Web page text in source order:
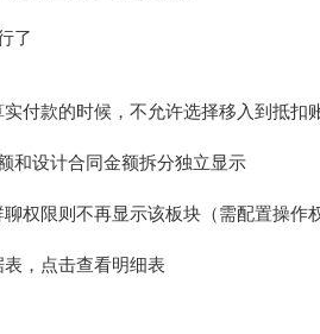
了
付款的时候，不允许选择移入到抵扣
和设计合同金额拆分独立显示
权限则不再显示该板块（需配置操作
，点击查看明细表